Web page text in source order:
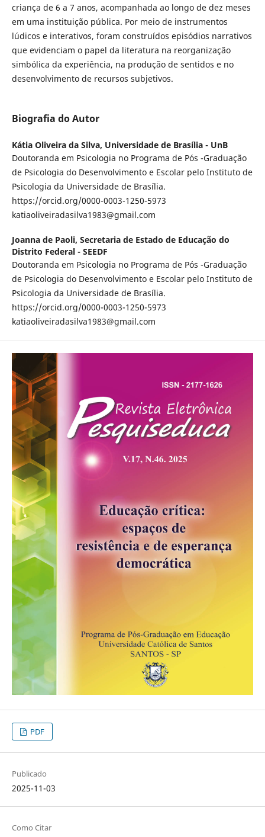
criança de 6 a 7 anos, acompanhada ao longo de dez meses
em uma instituição pública. Por meio de instrumentos
lúdicos e interativos, foram construídos episódios narrativos
que evidenciam o papel da literatura na reorganização
simbólica da experiência, na produção de sentidos e no
desenvolvimento de recursos subjetivos.
Biografia do Autor
Kátia Oliveira da Silva, Universidade de Brasília - UnB
Doutoranda em Psicologia no Programa de Pós -Graduação
de Psicologia do Desenvolvimento e Escolar pelo Instituto de
Psicologia da Universidade de Brasília.
https://orcid.org/0000-0003-1250-5973
katiaoliveiradasilva1983@gmail.com
Joanna de Paoli, Secretaria de Estado de Educação do
Distrito Federal - SEEDF
Doutoranda em Psicologia no Programa de Pós -Graduação
de Psicologia do Desenvolvimento e Escolar pelo Instituto de
Psicologia da Universidade de Brasília.
https://orcid.org/0000-0003-1250-5973
katiaoliveiradasilva1983@gmail.com
PDF
Publicado
2025-11-03
Como Citar